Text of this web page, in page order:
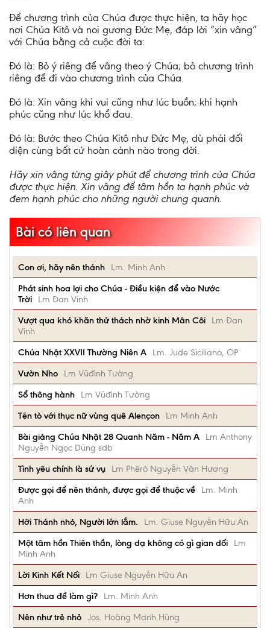
Để chương trình của Chúa được thực hiện, ta hãy học
nơi Chúa Kitô và noi gương Đức Mẹ, đáp lời “xin vâng”
với Chúa bằng cả cuộc đời ta:
Đó là: Bỏ ý riêng để vâng theo ý Chúa; bỏ chương trình
riêng để đi vào chương trình của Chúa.
Đó là: Xin vâng khi vui cũng như lúc buồn; khi hạnh
phúc cũng như lúc khổ đau.
Đó là: Bước theo Chúa Kitô như Đức Mẹ, dù phải đối
diện cùng bất cứ hoàn cảnh nào trong đời.
Hãy xin vâng từng giây phút để chương trình của Chúa
được thực hiện. Xin vâng để tâm hồn ta hạnh phúc và
đem hạnh phúc cho những người chung quanh.
Bài có liên quan
Con ơi, hãy nên thánh
Lm. Minh Anh
Phát sinh hoa lợi cho Chúa - Điều kiện để vào Nước
Trời
Lm Đan Vinh
Vượt qua khó khăn thử thách nhờ kinh Mân Côi
Lm Đan
Vinh
Chúa Nhật XXVII Thường Niên A
Lm. Jude Siciliano, OP
Vườn Nho
Lm Vũđình Tường
Sổ thông hành
Lm Vũđình Tường
Tẽn tò với thục nữ vùng quê Alençon
Lm Minh Anh
Bài giảng Chúa Nhật 28 Quanh Năm - Năm A
Lm Anthony
Nguyễn Ngọc Dũng sdb
Tình yêu chính là sứ vụ
Lm Phêrô Nguyễn Văn Hương
Được gọi để nên thánh, được gọi để thuộc về
Lm. Minh
Anh
Hỡi Thánh nhỏ, Người lớn lắm.
Lm. Giuse Nguyễn Hữu An
Một tâm hồn Thiên thần, lòng dạ không có gì gian dối
Lm
Minh Anh
Lời Kinh Kết Nối
Lm Giuse Nguyễn Hữu An
Hơn thua để làm gì?
Lm. Minh Anh
Nên như trẻ nhỏ Jos. Hoàng Mạnh Hùng